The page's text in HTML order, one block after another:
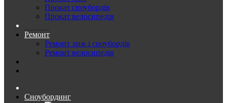
Прокат сноубордів
Прокат велосипедів
Ремонт
Ремонт лиж і сноубордів
Ремонт велосипедів
Сноубординг